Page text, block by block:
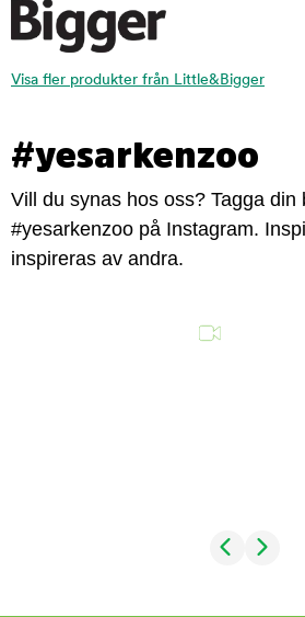
Visa fler produkter från Little&Bigger
#yesarkenzoo
Vill du synas hos oss? Tagga din
#yesarkenzoo på Instagram.
inspireras av andra.